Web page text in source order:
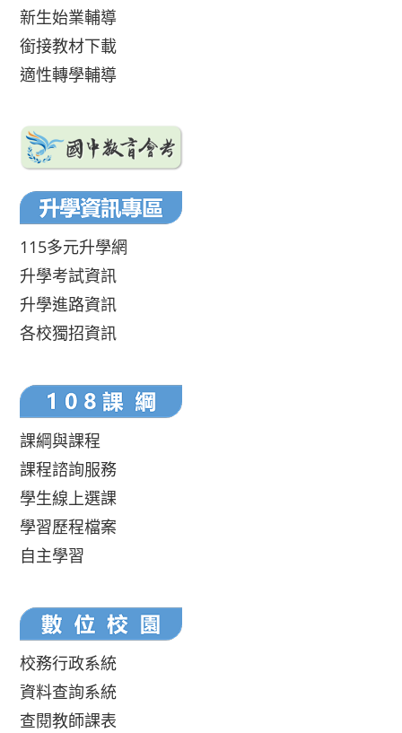
新生始業輔導
銜接教材下載
適性轉學輔導
115多元升學網
升學考試資訊
升學進路資訊
各校獨招資訊
課綱與課程
課程諮詢服務
學生線上選課
學習歷程檔案
自主學習
校務行政系統
資料查詢系統
查閱教師課表